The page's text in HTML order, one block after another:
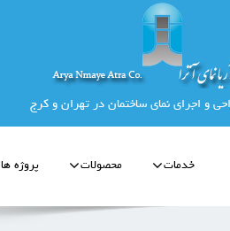
و اجرای نمای ساختمان در تهران و کرج
خدمات محصولات پروژه ها